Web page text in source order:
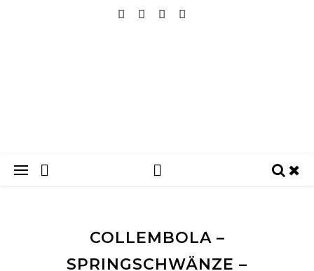
COLLEMBOLA –
SPRINGSCHWÄNZE –